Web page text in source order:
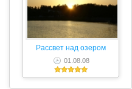
Рассвет над озером
01.08.08